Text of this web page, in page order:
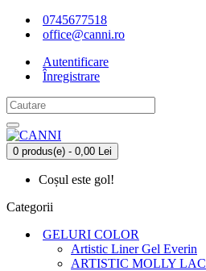
0745677518
office@canni.ro
Autentificare
Înregistrare
0 produs(e) - 0,00 Lei
Coșul este gol!
Categorii
GELURI COLOR
Artistic Liner Gel Everin
ARTISTIC MOLLY LAC